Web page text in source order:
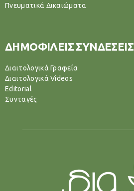
Πνευματικά Δικαιώματα
ΔΗΜΟΦΙΛΕΙΣ ΣΥΝΔΕΣΕΙΣ
Διαιτολογικά Γραφεία
Διαιτολογικά Videos
Editorial
Συνταγές